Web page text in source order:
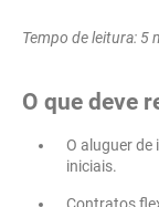
Tempo de leitura: 5
O que deve
O aluguer
iniciais.